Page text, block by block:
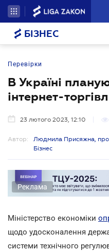
БІЗНЕС
Перевірки
В Україні
інтернет-
23 лютого 2023, 12:10
Автор:
Людмила Присяжна,
Бізнес
Реклама
Міністерство економіки
щодо удосконалення
системи технічного